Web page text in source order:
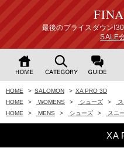
最後のプライスダウン
SALE
HOME > SALOMON > XA PRO 3D
HOME
> WOMENS > シューズ >
HOME
> MENS > シューズ > スニ
XA